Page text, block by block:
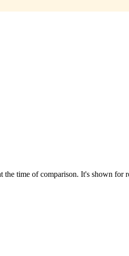
time of comparison. It's shown